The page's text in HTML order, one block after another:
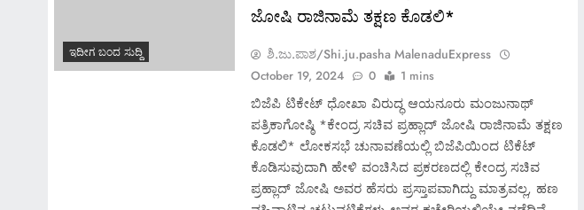
ಇದೀಗ ಬಂದ ಸುದ್ದಿ
ಜೋಷಿ ರಾಜಿನಾಮೆ ತಕ್ಷಣ ಕೊಡಲಿ*
ಶಿ.ಜು.ಪಾಶ/Shi.ju.pasha MalenaduExpress
October 19, 2024 0 1 mins
ಬಿಜೆಪಿ ಟಿಕೇಟ್ ಧೋಖಾ ವಿರುದ್ಧ ಆಯನೂರು ಮಂಜುನಾಥ್
ಪತ್ರಿಕಾಗೋಷ್ಠಿ *ಕೇಂದ್ರ ಸಚಿವ ಪ್ರಹ್ಲಾದ್ ಜೋಷಿ ರಾಜಿನಾಮೆ ತಕ್ಷಣ
ಕೊಡಲಿ* ಲೋಕಸಭೆ ಚುನಾವಣೆಯಲ್ಲಿ ಬಿಜೆಪಿಯಿಂದ ಟಿಕೆಟ್
ಕೊಡಿಸುವುದಾಗಿ ಹೇಳಿ ವಂಚಿಸಿದ ಪ್ರಕರಣದಲ್ಲಿ ಕೇಂದ್ರ ಸಚಿವ
ಪ್ರಹ್ಲಾದ್ ಜೋಷಿ ಅವರ ಹೆಸರು ಪ್ರಸ್ತಾಪವಾಗಿದ್ದು ಮಾತ್ರವಲ್ಲ, ಹಣ